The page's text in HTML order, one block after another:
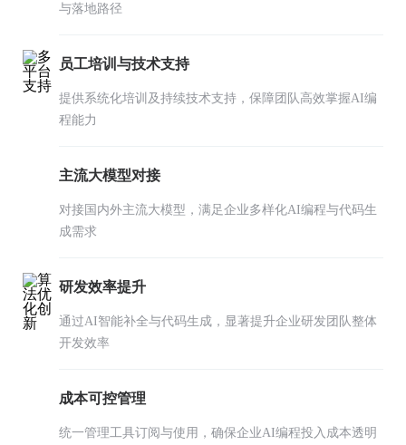
与落地路径
员工培训与技术支持
提供系统化培训及持续技术支持，保障团队高效掌握AI编
程能力
主流大模型对接
对接国内外主流大模型，满足企业多样化AI编程与代码生
成需求
研发效率提升
通过AI智能补全与代码生成，显著提升企业研发团队整体
开发效率
成本可控管理
统一管理工具订阅与使用，确保企业AI编程投入成本透明